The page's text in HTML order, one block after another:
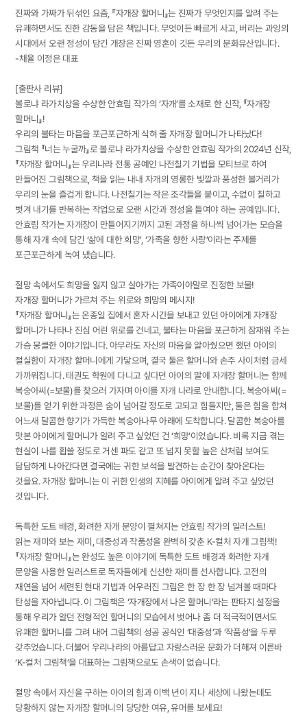
진짜와 가짜가 뒤섞인 요즘, 『자개장 할머니』는 진짜가 무엇인지를 알려 주는
유쾌하면서도 진한 감동을 담은 책입니다. 무엇이든 빠르게 사고, 버리는 과잉의
시대에서 오랜 정성이 담긴 개장은 진짜 영혼이 깃든 우리의 문화유산입니다.
-채율 이정은 대표
[출판사 리뷰]
볼로냐 라가치상을 수상한 안효림 작가의 ‘자개’를 소재로 한 신작, 『자개장
할머니』!
우리의 불타는 마음을 포근포근하게 식혀 줄 자개장 할머니가 나타났다!
그림책 『너는 누굴까』로 볼로냐 라가치상을 수상한 안효림 작가의 2024년 신작,
『자개장 할머니』는 우리나라 전통 공예인 나전칠기 기법을 모티브로 하여
만들어진 그림책으로, 책을 읽는 내내 자개의 영롱한 빛깔과 풍성한 볼거리가
우리의 눈을 즐겁게 합니다. 나전칠기는 작은 조각들을 붙이고, 수없이 칠하고
벗겨 내기를 반복하는 작업으로 오랜 시간과 정성을 들여야 하는 공예입니다.
안효림 작가는 자개장이 만들어지기까지 고된 과정을 하나씩 넘어가는 모습을
통해 자개 속에 담긴 ‘삶에 대한 희망’, ‘가족을 향한 사랑’이라는 주제를
포근포근하게 녹여 냈습니다.
절망 속에서도 희망을 잃지 않고 살아가는 가족이야말로 진정한 보물!
자개장 할머니가 가르쳐 주는 위로와 희망의 메시지!
『자개장 할머니』는 온종일 집에서 혼자 시간을 보내고 있던 아이에게 자개장
할머니가 나타나 진심 어린 위로를 건네고, 불타는 마음을 포근하게 잠재워 주는
가슴 뭉클한 이야기입니다. 아무라도 자신의 마음을 알아줬으면 했던 아이의
절실함이 자개장 할머니에게 가닿으며, 결국 둘은 할머니와 손주 사이처럼 금세
가까워집니다. 태권도 학원에 다니고 싶다던 아이의 말에 자개장 할머니는 함께
복숭아씨(=보물)를 찾으러 가자며 아이를 자개 나라로 안내합니다. 복숭아씨(=
보물)를 얻기 위한 과정은 숨이 넘어갈 정도로 고되고 힘들지만, 둘은 힘을 합쳐
어느새 달콤한 향기가 가득한 복숭아나무 아래에 도착합니다. 달콤한 복숭아를
맛본 아이에게 할머니가 알려 주고 싶었던 건 ‘희망’이었습니다. 비록 지금 겪는
현실이 나를 휩쓸 정도로 거센 파도 같고 또 넘지 못할 높은 산처럼 보여도
담담하게 나아간다면 결국에는 귀한 보석을 발견하는 순간이 찾아온다는
것을요. 자개장 할머니는 이 귀한 인생의 지혜를 아이에게 알려 주고 싶었던
것입니다.
독특한 도트 배경, 화려한 자개 문양이 펼쳐지는 안효림 작가의 일러스트!
읽는 재미와 보는 재미, 대중성과 작품성을 완벽히 갖춘 K-컬처 자개 그림책!
『자개장 할머니』는 완성도 높은 이야기에 독특한 도트 배경과 화려한 자개
문양을 사용한 일러스트로 독자들에게 신선한 재미를 선사합니다. 고전의
재연을 넘어 세련된 현대 기법과 어우러진 그림은 한 장 한 장 넘겨볼 때마다
탄성을 자아냅니다. 이 그림책은 ‘자개장에서 나온 할머니’라는 판타지 설정을
통해 우리가 알던 전형적인 할머니의 모습에서 벗어나 좀 더 적극적이면서도
유쾌한 할머니를 그려 내어 그림책의 성공 공식인 ‘대중성’과 ‘작품성’을 두루
갖추었습니다. 더불어 우리나라의 아름답고 자랑스러운 문화가 더해져 이른바
‘K-컬처 그림책’을 대표하는 그림책으로도 손색이 없습니다.
절망 속에서 자신을 구하는 아이의 힘과 이백 년이 지나 세상에 나왔는데도
당황하지 않는 자개장 할머니의 당당한 여유, 유머를 보세요!